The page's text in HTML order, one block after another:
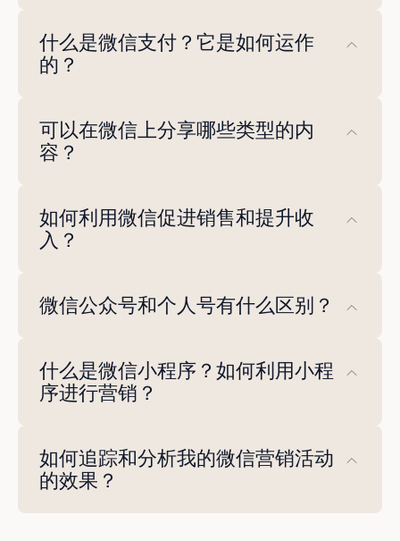
渠道，从而用于客户互动和支持。企业可以利
用微信回复咨询、提供个性化推荐，并实时提
什么是微信支付？它是如何运作
的？
微信应用进行支付。用户可以将银行账户或信
用卡绑定到微信账户，并使用该平台进行线上
可以在微信上分享哪些类型的内
容？
字、图片、视频、文章和直播。企业可以利用
这些内容形式与受众互动、展示产品或服务，
如何利用微信促进销售和提升收
入？
以及利用平台推广产品或服务来促进销售和提
以触达海量用户并提高转化率。
微信公众号和个人号有什么区别？
是为个人用户设计的。公众号提供个人号所不
具备的一系列营销和客户互动功能。
什么是微信小程序？如何利用小程
序进行营销？
量级应用程序。它们可以用于多种用途，包括
电子商务、游戏和社交分享。企业可以使用小
程序与受众互动并提高转化率。
如何追踪和分析我的微信营销活动
的效果？